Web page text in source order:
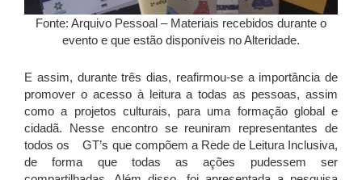
Fonte: Arquivo Pessoal – Materiais recebidos durante o
evento e que estão disponíveis no Alteridade.
E assim, durante três dias, reafirmou-se a importância de
promover o acesso à leitura a todas as pessoas, assim
como a projetos culturais, para uma formação global e
cidadã. Nesse encontro se reuniram representantes de
todos os GT’s que compõem a Rede de Leitura Inclusiva,
de forma que todas as ações pudessem ser